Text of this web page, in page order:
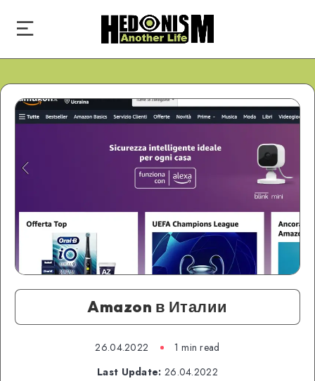
Amazon в Италии
26.04.2022
1 min read
Last Update: 26.04.2022